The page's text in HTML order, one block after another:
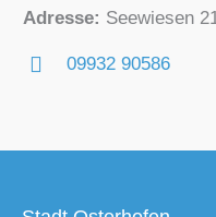
Adresse: Seewiesen
09932 90586